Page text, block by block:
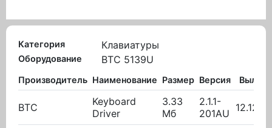
Категория Клавиатуры
Оборудование BTC 5139U
Производитель Наименование Размер Версия
BTC
Keyboard
Driver
3.33
Мб
2.1.1-
201AU